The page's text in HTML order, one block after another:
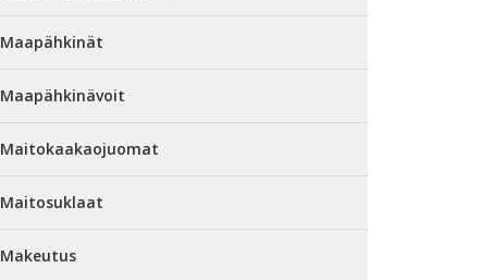
Maapähkinät
Maapähkinävoit
Maitokaakaojuomat
Maitosuklaat
Makeutus